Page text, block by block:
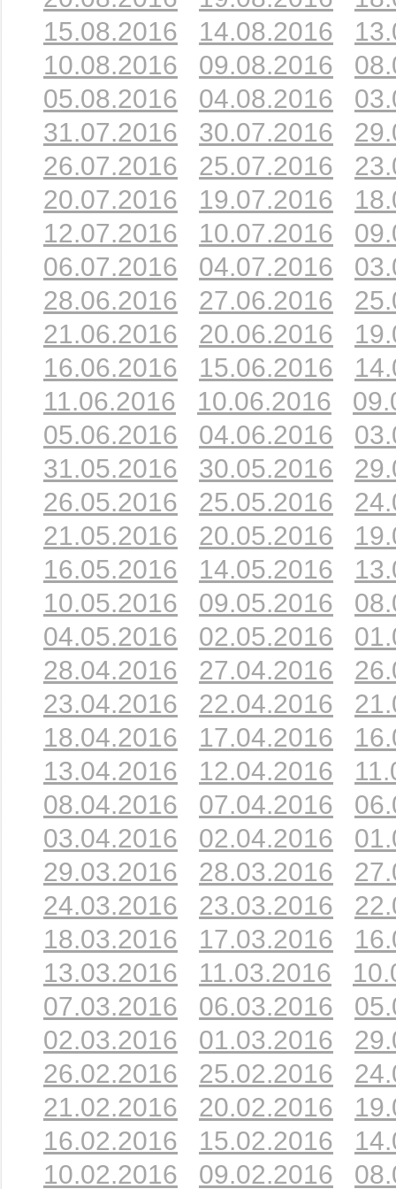
15.08.2016
14.08.2016
10.08.2016
09.08.2016
05.08.2016
04.08.2016
31.07.2016
30.07.2016
26.07.2016
25.07.2016
20.07.2016
19.07.2016
12.07.2016
10.07.2016
06.07.2016
04.07.2016
28.06.2016
27.06.2016
21.06.2016
20.06.2016
16.06.2016
15.06.2016
11.06.2016
10.06.2016
05.06.2016
04.06.2016
31.05.2016
30.05.2016
26.05.2016
25.05.2016
21.05.2016
20.05.2016
16.05.2016
14.05.2016
10.05.2016
09.05.2016
04.05.2016
02.05.2016
28.04.2016
27.04.2016
23.04.2016
22.04.2016
18.04.2016
17.04.2016
13.04.2016
12.04.2016
08.04.2016
07.04.2016
03.04.2016
02.04.2016
29.03.2016
28.03.2016
24.03.2016
23.03.2016
18.03.2016
17.03.2016
13.03.2016
11.03.2016
07.03.2016
06.03.2016
02.03.2016
01.03.2016
26.02.2016
25.02.2016
21.02.2016
20.02.2016
16.02.2016
15.02.2016
10.02.2016
09.02.2016